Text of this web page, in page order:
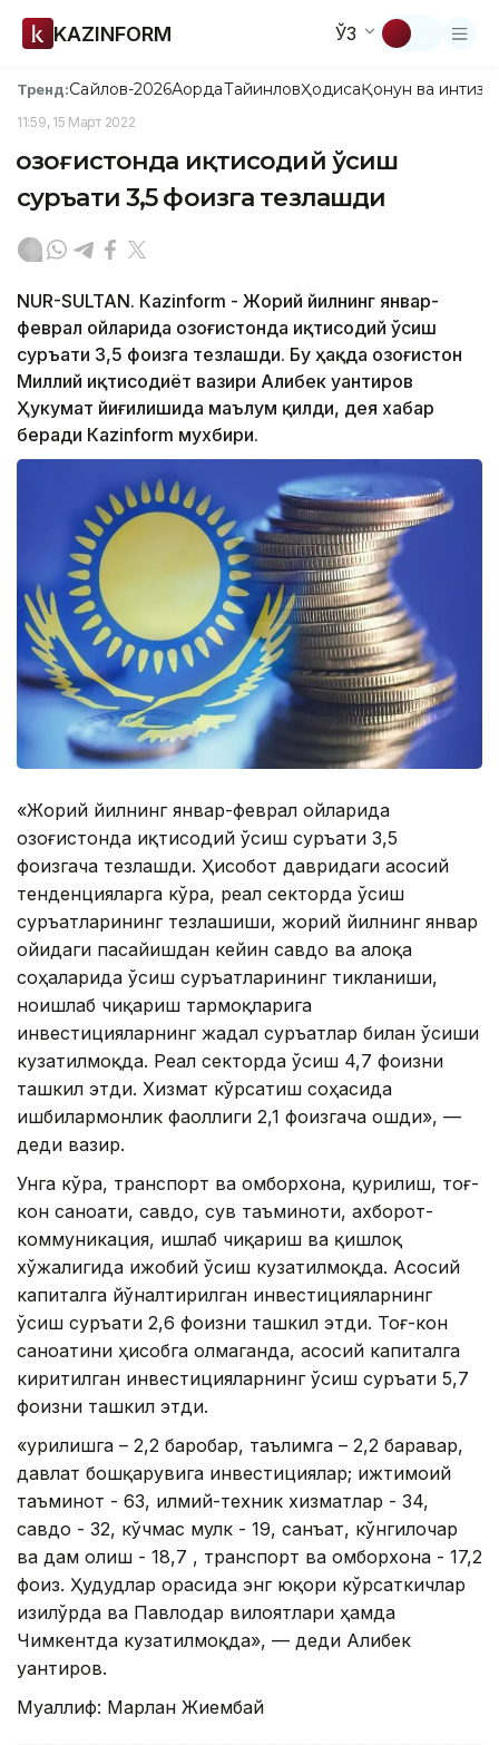
KAZINFORM ЎЗ
Тренд:Сайлов-2026АқордаТайинловҲодисаҚонун ва
11:59, 15 Март 2022
Қозоғистонда иқтисодий ўсиш
суръати 3,5 фоизга тезлашди
NUR-SULTAN. Кazinform - Жорий йилнинг январ-
феврал ойларида Қозоғистонда иқтисодий ўсиш
суръати 3,5 фоизга тезлашди. Бу ҳақда Қозоғистон
Миллий иқтисодиёт вазири Алибек Қуантиров
Ҳукумат йиғилишида маълум қилди, дея хабар
беради Кazinform мухбири.
«Жорий йилнинг январ-феврал ойларида
Қозоғистонда иқтисодий ўсиш суръати 3,5
фоизгача тезлашди. Ҳисобот давридаги асосий
тенденцияларга кўра, реал секторда ўсиш
суръатларининг тезлашиши, жорий йилнинг январ
ойидаги пасайишдан кейин савдо ва алоқа
соҳаларида ўсиш суръатларининг тикланиши,
ноишлаб чиқариш тармоқларига
инвестицияларнинг жадал суръатлар билан ўсиши
кузатилмоқда. Реал секторда ўсиш 4,7 фоизни
ташкил этди. Хизмат кўрсатиш соҳасида
ишбилармонлик фаоллиги 2,1 фоизгача ошди», —
деди вазир.
Унга кўра, транспорт ва омборхона, қурилиш, тоғ-
кон саноати, савдо, сув таъминоти, ахборот-
коммуникация, ишлаб чиқариш ва қишлоқ
хўжалигида ижобий ўсиш кузатилмоқда. Асосий
капиталга йўналтирилган инвестицияларнинг
ўсиш суръати 2,6 фоизни ташкил этди. Тоғ-кон
саноатини ҳисобга олмаганда, асосий капиталга
киритилган инвестицияларнинг ўсиш суръати 5,7
фоизни ташкил этди.
«Қурилишга – 2,2 баробар, таълимга – 2,2 баравар,
давлат бошқарувига инвестициялар; ижтимоий
таъминот - 63, илмий-техник хизматлар - 34,
савдо - 32, кўчмас мулк - 19, санъат, кўнгилочар
ва дам олиш - 18,7 , транспорт ва омборхона - 17,2
фоиз. Ҳудудлар орасида энг юқори кўрсаткичлар
Қизилўрда ва Павлодар вилоятлари ҳамда
Чимкентда кузатилмоқда», — деди Алибек
Қуантиров.
Муаллиф: Марлан Жиембай